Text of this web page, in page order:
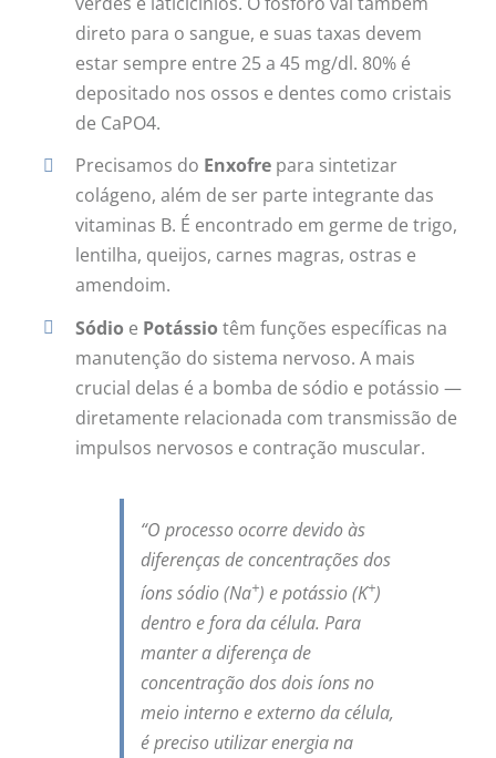
direto para o sangue, e suas taxas devem
estar sempre entre 25 a 45 mg/dl. 80% é
depositado nos ossos e dentes como cristais
de CaPO4.
Precisamos do Enxofre para sintetizar
colágeno, além de ser parte integrante das
vitaminas B. É encontrado em germe de trigo,
lentilha, queijos, carnes magras, ostras e
amendoim.
Sódio e Potássiotêm funções específicas na
manutenção do sistema nervoso. A mais
crucial delas é a bomba de sódio e potássio —
diretamente relacionada com transmissão de
impulsos nervosos e contração muscular.
“O processo ocorre devido às
diferenças de concentrações dos
íons sódio (Na+) e potássio (K+)
dentro e fora da célula. Para
manter a diferença de
concentração dos dois íons no
meio interno e externo da célula,
é preciso utilizar energia na